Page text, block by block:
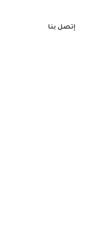
إتصل بنا